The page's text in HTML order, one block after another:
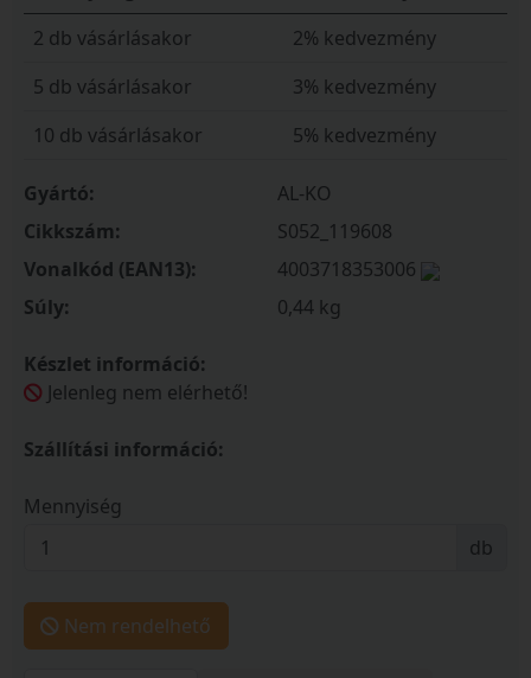
2 db vásárlásakor
2% kedvezmény
5 db vásárlásakor
3% kedvezmény
10 db vásárlásakor
5% kedvezmény
Gyártó:
AL-KO
Cikkszám:
S052_119608
Vonalkód (EAN13):
4003718353006
Súly:
0,44 kg
Készlet információ:
Jelenleg nem elérhető!
Szállítási információ:
Mennyiség
db
Nem rendelhető